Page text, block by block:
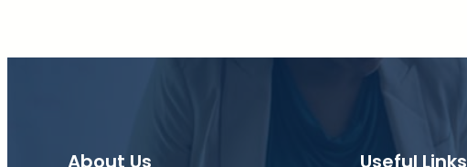
About Us Useful Links